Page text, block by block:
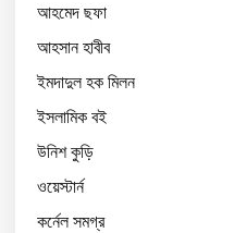
আহমেদ ছফা
আহসান হাবীব
ইমদাদুল হক মিলন
ইসলামিক বই
উনিশ কুড়ি
ওয়েস্টার্ন
কর্নেল সমগ্র